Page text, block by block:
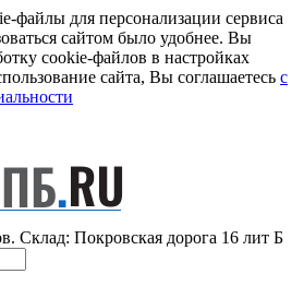
файлы для персонализации сервиса
сайтом было удобнее. Вы
cookie-файлов в настройках
сайта, Вы соглашаетесь c
Склад: Покровская дорога 16 лит Б